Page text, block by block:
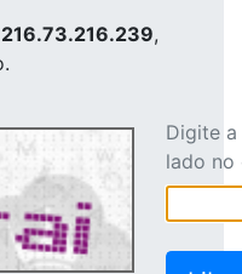
216.73.216.239,
Digite
lado no